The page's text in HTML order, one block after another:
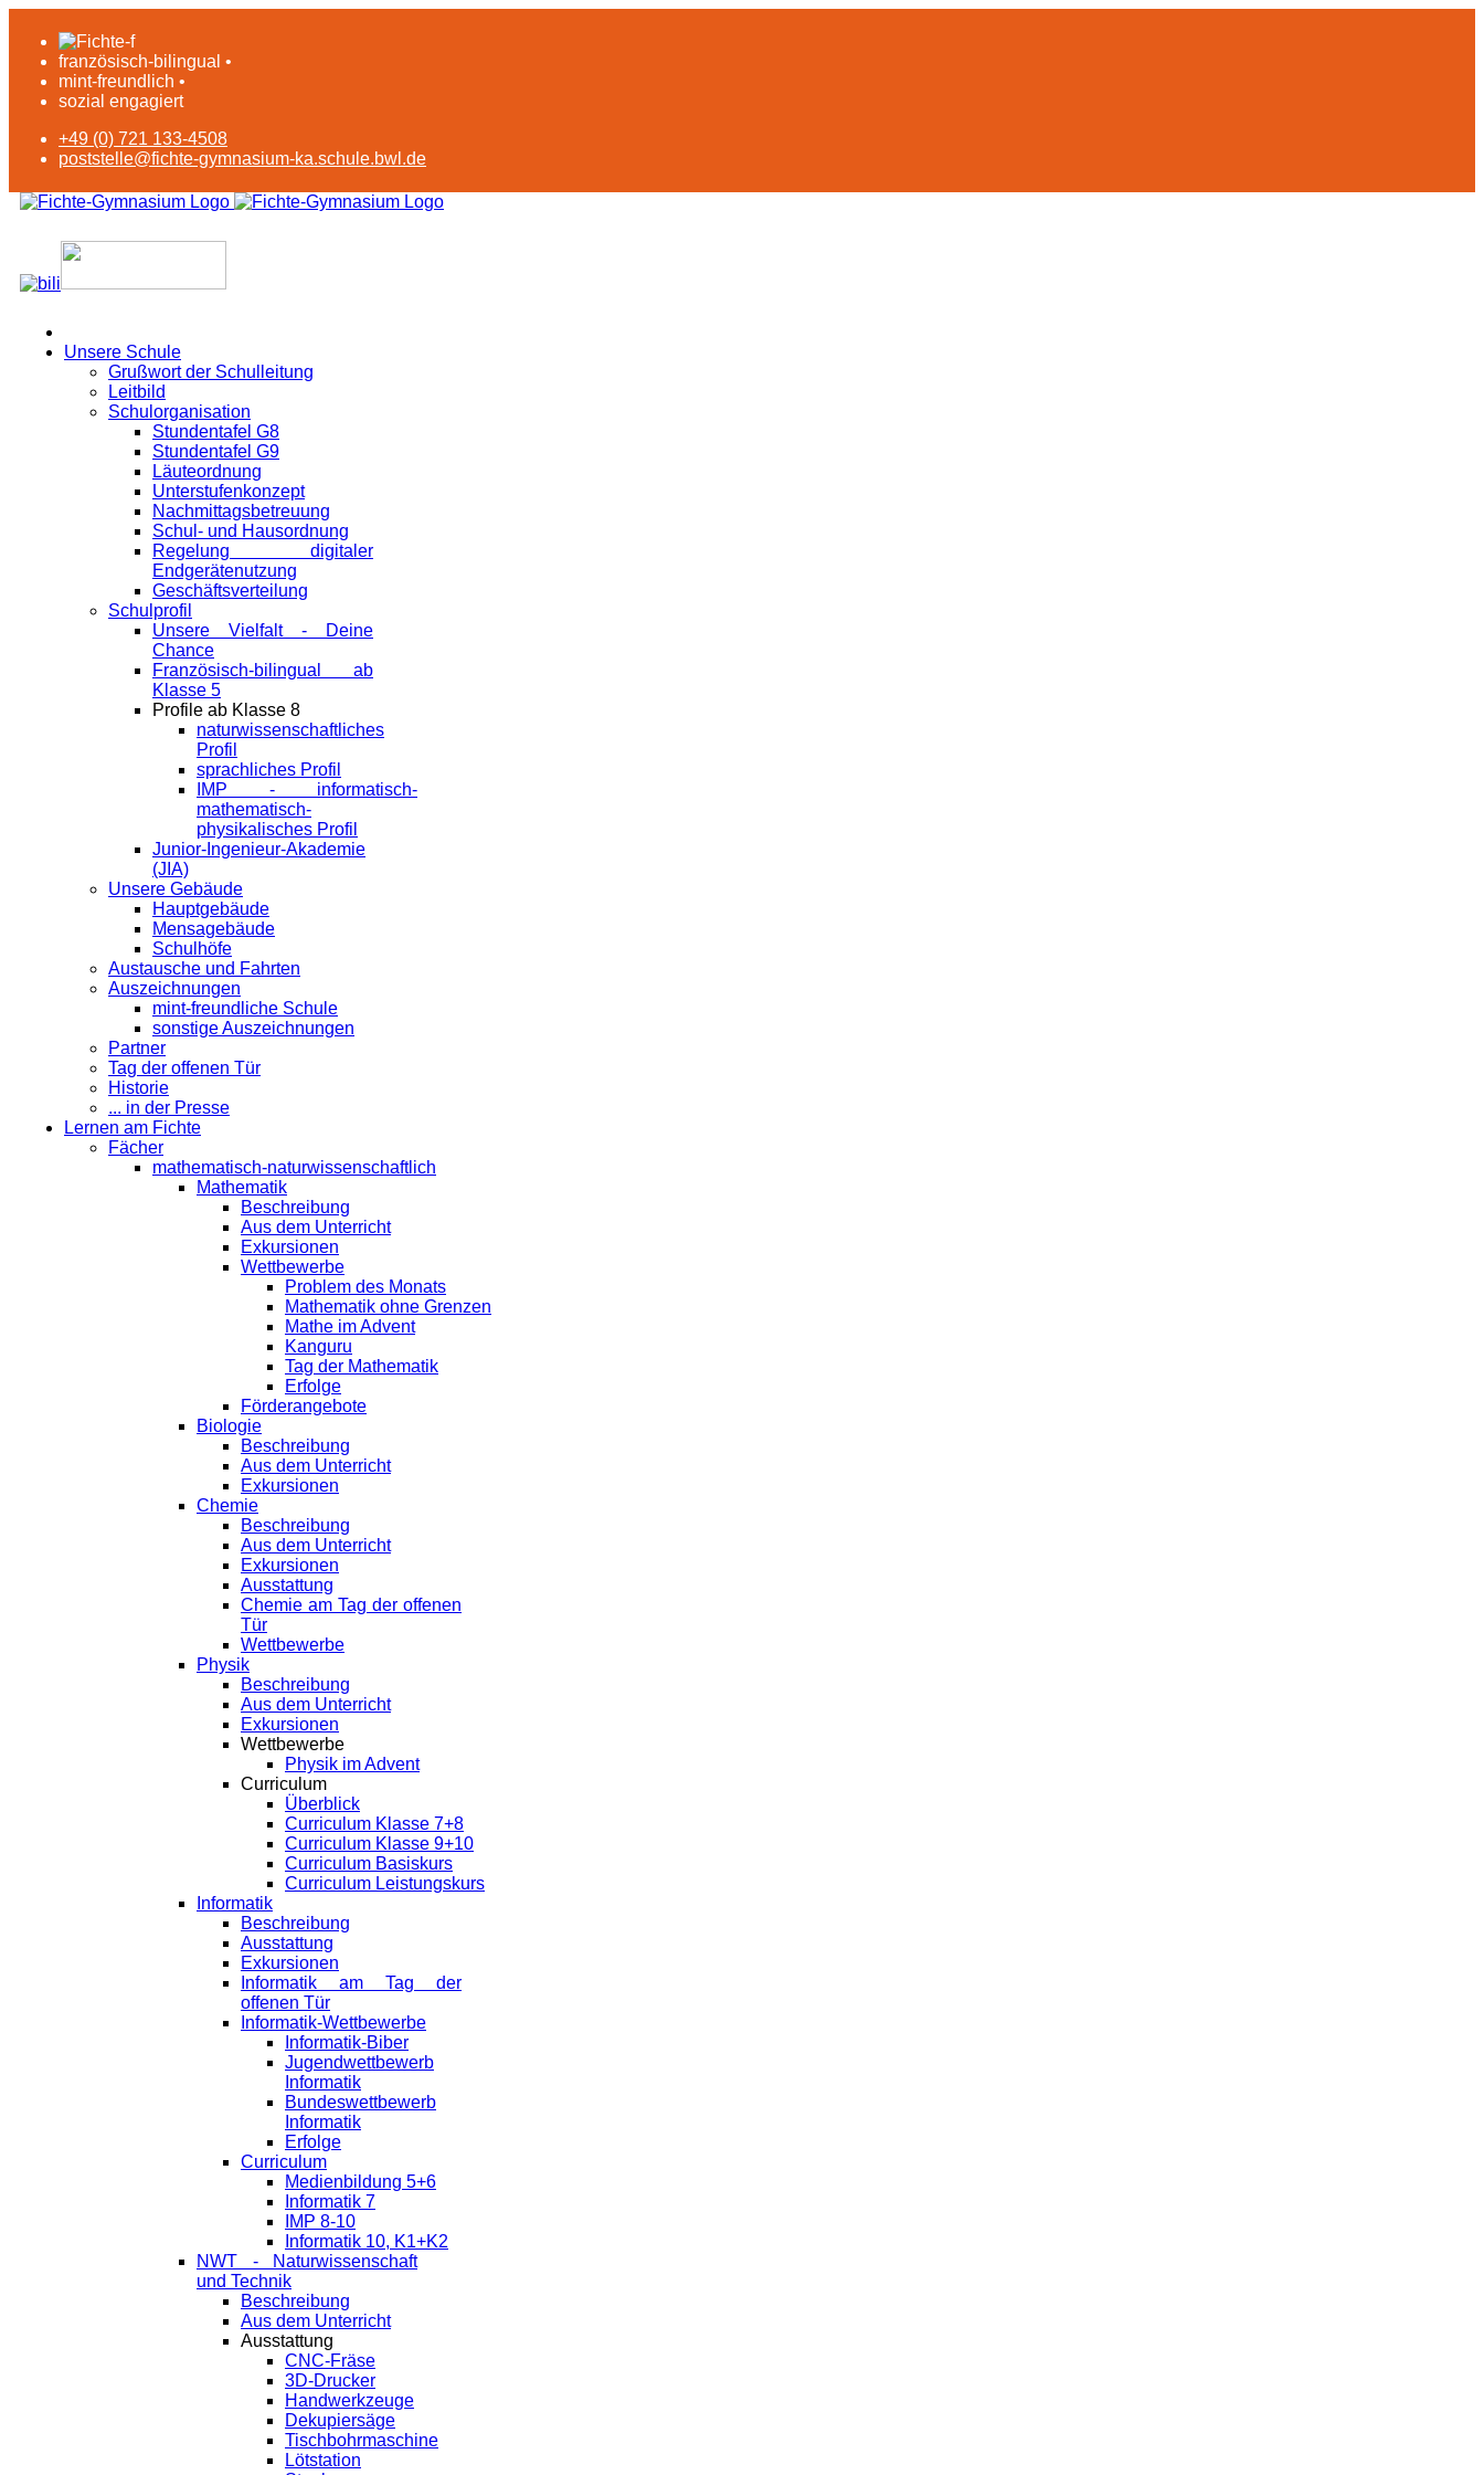
französisch-bilingual •
mint-freundlich •
sozial engagiert
+49 (0) 721 133-4508
poststelle@fichte-gymnasium-ka.schule.bwl.de
Unsere Schule
Grußwort der Schulleitung
Leitbild
Schulorganisation
Stundentafel G8
Stundentafel G9
Läuteordnung
Unterstufenkonzept
Nachmittagsbetreuung
Schul- und Hausordnung
Regelung digitaler
Endgeräte­nutzung
Geschäftsverteilung
Schulprofil
Unsere Vielfalt - Deine
Chance
Französisch-bilingual ab
Klasse 5
Profile ab Klasse 8
naturwissenschaftliches
Profil
sprachliches Profil
IMP - informatisch-
mathematisch-
physikalisches Profil
Junior-Ingenieur-Akademie
(JIA)
Unsere Gebäude
Hauptgebäude
Mensagebäude
Schulhöfe
Austausche und Fahrten
Auszeichnungen
mint-freundliche Schule
sonstige Auszeichnungen
Partner
Tag der offenen Tür
Historie
... in der Presse
Lernen am Fichte
Fächer
mathematisch-naturwissenschaftlich
Mathematik
Beschreibung
Aus dem Unterricht
Exkursionen
Wettbewerbe
Problem des Monats
Mathematik ohne Grenzen
Mathe im Advent
Kanguru
Tag der Mathematik
Erfolge
Förderangebote
Biologie
Beschreibung
Aus dem Unterricht
Exkursionen
Chemie
Beschreibung
Aus dem Unterricht
Exkursionen
Ausstattung
Chemie am Tag der offenen
Tür
Wettbewerbe
Physik
Beschreibung
Aus dem Unterricht
Exkursionen
Wettbewerbe
Physik im Advent
Curriculum
Überblick
Curriculum Klasse 7+8
Curriculum Klasse 9+10
Curriculum Basiskurs
Curriculum Leistungskurs
Informatik
Beschreibung
Ausstattung
Exkursionen
Informatik am Tag der
offenen Tür
Informatik-Wettbewerbe
Informatik-Biber
Jugendwettbewerb
Informatik
Bundeswettbewerb
Informatik
Erfolge
Curriculum
Medienbildung 5+6
Informatik 7
IMP 8-10
Informatik 10, K1+K2
NWT - Naturwissenschaft
und Technik
Beschreibung
Aus dem Unterricht
Ausstattung
CNC-Fräse
3D-Drucker
Handwerkzeuge
Dekupiersäge
Tischbohrmaschine
Lötstation